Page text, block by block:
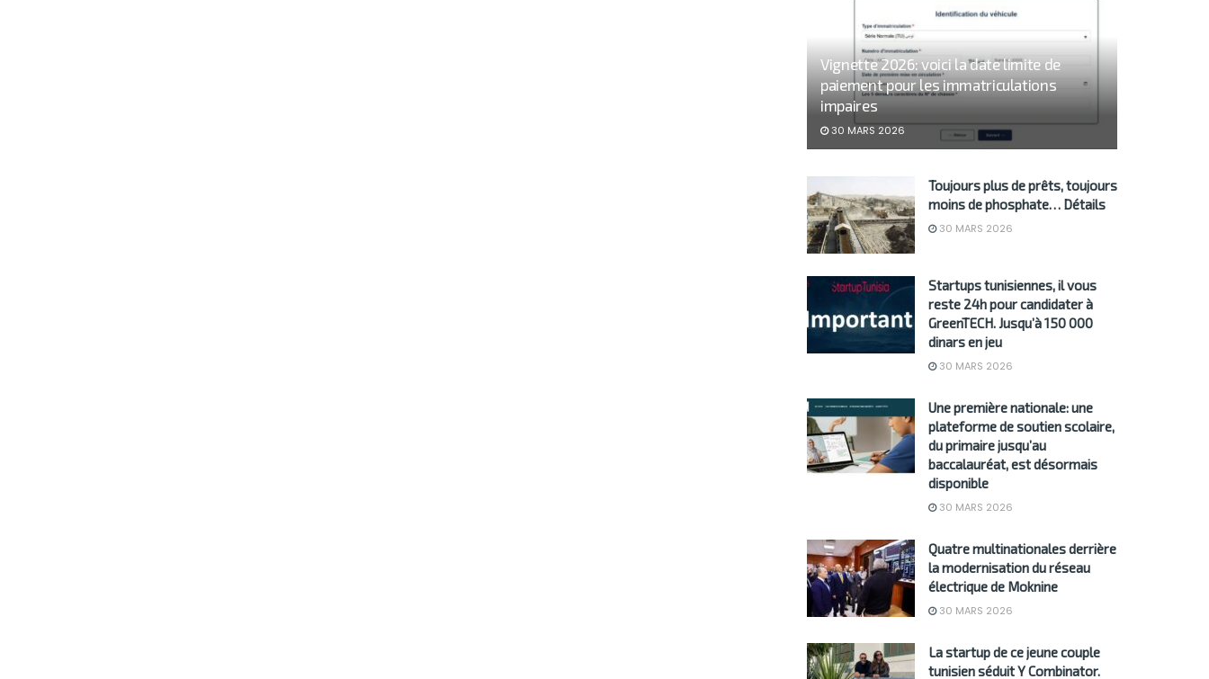
Vignette 2026: voici la date limite de
paiement pour les immatriculations
impaires
30 MARS 2026
Toujours plus de prêts, toujours
moins de phosphate… Détails
30 MARS 2026
Startups tunisiennes, il vous
reste 24h pour candidater à
GreenTECH. Jusqu’à 150 000
dinars en jeu
30 MARS 2026
Une première nationale: une
plateforme de soutien scolaire,
du primaire jusqu’au
baccalauréat, est désormais
disponible
30 MARS 2026
Quatre multinationales derrière
la modernisation du réseau
électrique de Moknine
30 MARS 2026
La startup de ce jeune couple
tunisien séduit Y Combinator.